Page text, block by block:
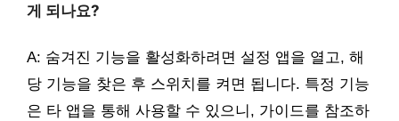
게 되나요?
A: 숨겨진 기능을 활성화하려면 설정 앱을 열고, 해
당 기능을 찾은 후 스위치를 켜면 됩니다. 특정 기능
은 타 앱을 통해 사용할 수 있으니, 가이드를 참조하